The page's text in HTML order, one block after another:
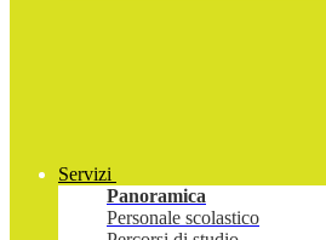
Servizi
Panoramica
Personale scolastico